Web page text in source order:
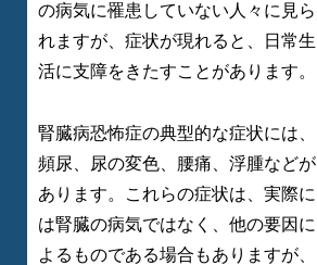
の病気に罹患していない人々に見ら
れますが、症状が現れると、日常生
活に支障をきたすことがあります。
腎臓病恐怖症の典型的な症状には、
頻尿、尿の変色、腰痛、浮腫などが
あります。これらの症状は、実際に
は腎臓の病気ではなく、他の要因に
よるものである場合もありますが、